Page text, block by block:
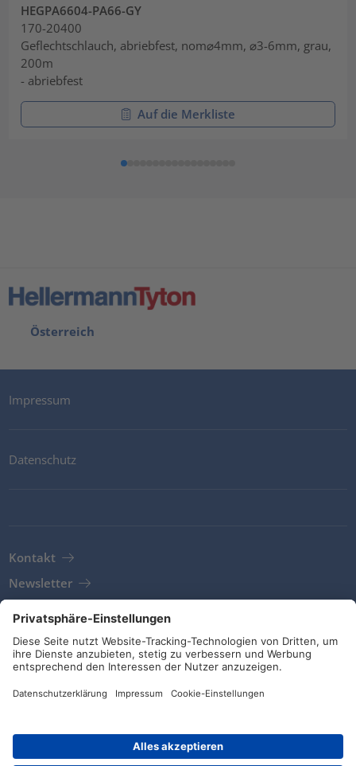
HEGPA6604-PA66-GY
170-20400
Geflechtschlauch, abriebfest, nom⌀4mm, ⌀3-6mm, grau,
200m
- abriebfest
Auf die Merkliste
Österreich
Impressum
Datenschutz
Kontakt
Newsletter
AGB
Richtlinien und Bekenntnisse
Soziale Medien